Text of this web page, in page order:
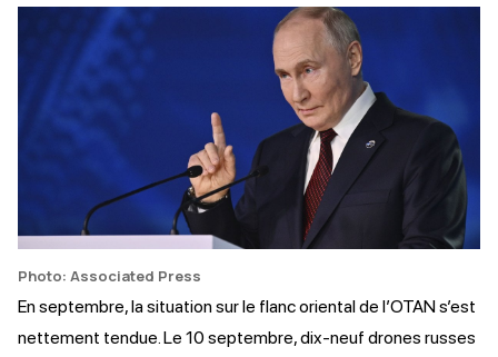
Photo: Associated Press
En septembre, la situation sur le flanc oriental de l’OTAN s’est
nettement tendue. Le 10 septembre, dix-neuf drones russes